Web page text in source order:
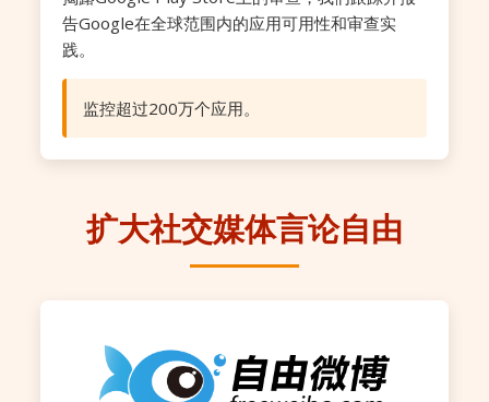
告Google在全球范围内的应用可用性和审查实
践。
监控超过200万个应用。
扩大社交媒体言论自由